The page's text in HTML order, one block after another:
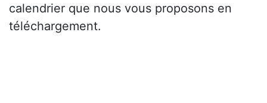
calendrier que nous vous proposons en
téléchargement.